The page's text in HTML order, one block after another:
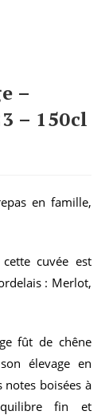
–
– 150cl
en famille,
cuvée est
: Merlot,
fût de chêne
élevage en
boisées à
fin et